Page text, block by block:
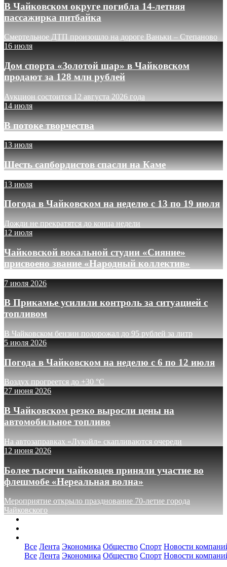
В Чайковском округе погибла 14-летняя
пассажирка питбайка
Смертельное ДТП произошло на дороге Ваньки – Степаново
16 июля
Дом спорта «Золотой шар» в Чайковском
продают за 128 млн рублей
Аукцион состоится 12 августа 2026 года
14 июля
В потоке творчества
13 июля
Шесть сапбордистов спасли на Каме
13 июля
Погода в Чайковском на неделю с 13 по 19 июля
Дожди не прекратятся до конца недели
12 июля
Чайковской вокальной студии «Сияние»
присвоено звание «Народный коллектив»
7 июля 2026
В Прикамье усилили контроль за ситуацией с
топливом
В Чайковском бензин подорожал до 95 рублей за литр
5 июля 2026
Погода в Чайковском на неделю с 6 по 12 июля
Воздух прогреется до +30 °C
27 июня 2026
В Чайковском резко выросли цены на
автомобильное топливо
На автозаправках «Лукойл» скапливаются очереди
12 июня 2026
Более тысячи чайковцев приняли участие во
флешмобе «Нереальная волна»
Мероприятие открыло празднование 70-летие города
Чайковского
Все Лента Экономика Общество Спорт Новости
Все Лента Экономика Общество Спорт Новости